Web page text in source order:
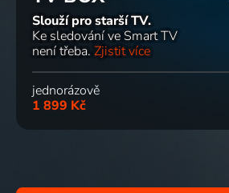
Slouží pro starší TV.
Ke sledování ve Smart TV
není třeba. Zjistit více
jednorázově
1 899 Kč